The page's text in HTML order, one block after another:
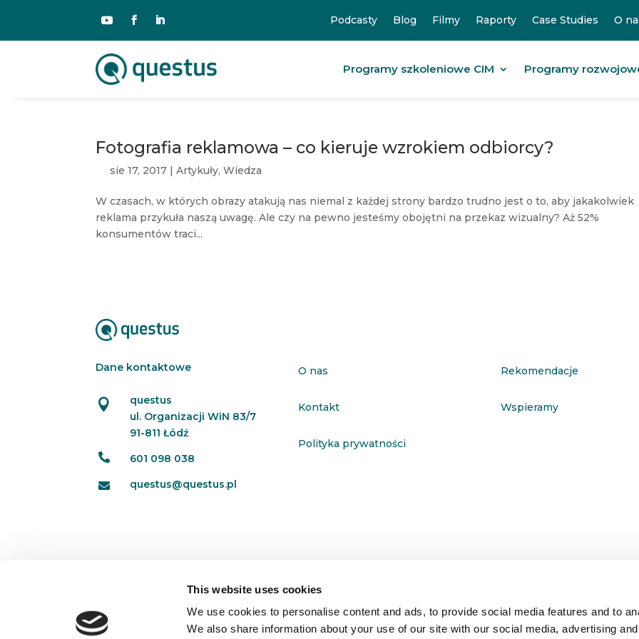
This website uses cookies
We use cookies to personalise content and ads, to provide social media features and to
We also share information about your use of our site with our social media, advertising
Podcasty Blog Filmy Raporty Case Studies O
Programy szkoleniowe CIM Programy
Fotografia reklamowa – co kieruje wzrokiem odbiorcy?
sie 17, 2017 |Artykuły,Wiedza
W czasach, w których obrazy atakują nas niemal z każdej strony bardzo trudno jest o to, aby jakakolwiek
reklama przykuła naszą uwagę. Ale czy na pewno jesteśmy obojętni na przekaz wizualny? Aż 52%
konsumentów traci...
Dane kontaktowe

questus
ul. Organizacji WiN 83/7
91-811 Łódź
 601 098 038
 questus@questus.pl
O nas
Kontakt
Polityka prywatności
Rekomendacje
Wspieramy